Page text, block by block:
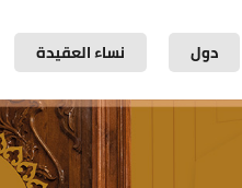
دول نساء العقيدة